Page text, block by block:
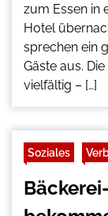
zum Essen in
Hotel
sprechen ein
Gäste aus.
vielfältig – […]
Soziales